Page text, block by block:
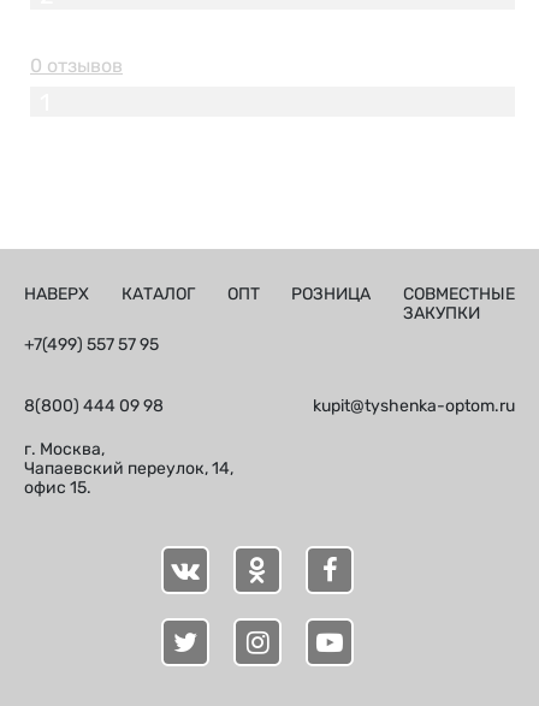
0 отзывов
НАВЕРХ КАТАЛОГ ОПТ РОЗНИЦА
СОВМЕСТНЫЕ
ЗАКУПКИ
+7(499) 557 57 95
8(800) 444 09 98 kupit@tyshenka-optom.ru
г. Москва,
Чапаевский переулок, 14,
офис 15.